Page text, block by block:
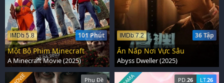
101 Phút
IMDb 5.8
Một Bộ Phim Minecraft
A Minecraft Movie (2025)
36 Tập
IMDb 7.2
Ẩn Nấp Nơi Vực Sâu
Abyss Dweller (2025)
Phụ Đề PD.26 LT.26